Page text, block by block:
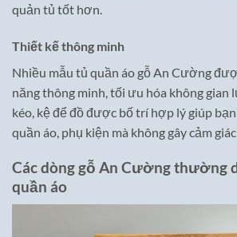
quản tủ tốt hơn.
Thiết kế thông minh
Nhiều mẫu tủ quần áo gỗ An Cường
năng thông minh, tối ưu hóa không gian
kéo, kệ để đồ được bố trí hợp lý giúp
quần áo, phụ kiện mà không gây cảm
Các dòng gỗ An Cường thường
quần áo